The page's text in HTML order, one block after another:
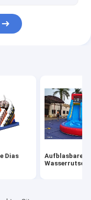
Dias
Aufblasbare